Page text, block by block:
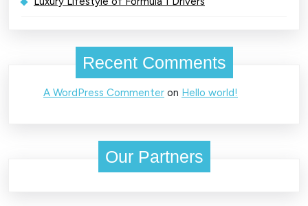
Recent Comments
A WordPress Commenter on Hello world!
Our Partners